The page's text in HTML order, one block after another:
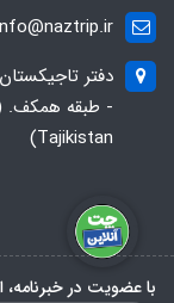
دفتر
Tajikistan)
با عضویت در